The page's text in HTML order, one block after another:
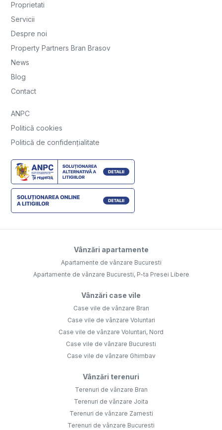
Proprietati
Servicii
Despre noi
Property Partners Bran Brasov
News
Blog
Contact
ANPC
Politică cookies
Politică de confidențialitate
Vânzări apartamente
Apartamente de vânzare Bucuresti
Apartamente de vânzare Bucuresti, P-ta Presei Libere
Vânzări case vile
Case vile de vânzare Bran
Case vile de vânzare Voluntari
Case vile de vânzare Voluntari, Nord
Case vile de vânzare Bucuresti
Case vile de vânzare Ghimbav
Vânzări terenuri
Terenuri de vânzare Bran
Terenuri de vânzare Joita
Terenuri de vânzare Zarnesti
Terenuri de vânzare Bucuresti